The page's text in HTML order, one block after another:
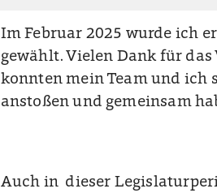
Im Februar 2025 wurde ich
gewählt. Vielen Dank für
konnten mein Team und ich
anstoßen und gemeinsam
Auch in dieser